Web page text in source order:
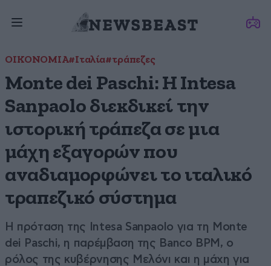
ΟΙΚΟΝΟΜΙΑ#Ιταλία#τράπεζες
Monte dei Paschi: Η Intesa
Sanpaolo διεκδικεί την
ιστορική τράπεζα σε μια
μάχη εξαγορών που
αναδιαμορφώνει το ιταλικό
τραπεζικό σύστημα
Η πρόταση της Intesa Sanpaolo για τη Monte
dei Paschi, η παρέμβαση της Banco BPM, ο
ρόλος της κυβέρνησης Μελόνι και η μάχη για